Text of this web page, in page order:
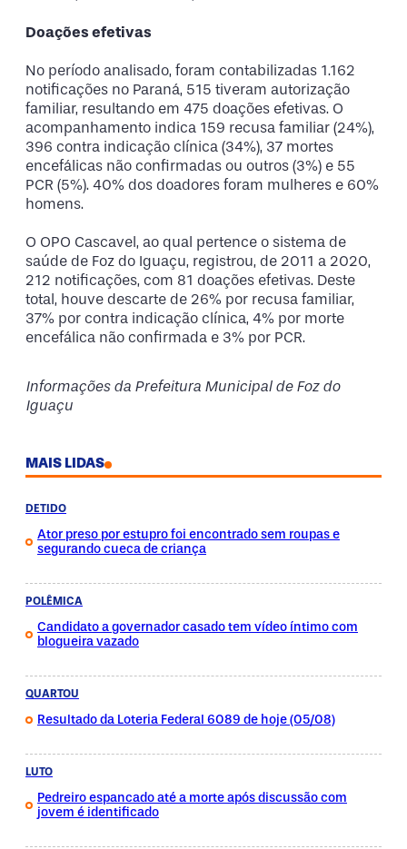
Doações efetivas
No período analisado, foram contabilizadas 1.162
notificações no Paraná, 515 tiveram autorização
familiar, resultando em 475 doações efetivas. O
acompanhamento indica 159 recusa familiar (24%),
396 contra indicação clínica (34%), 37 mortes
encefálicas não confirmadas ou outros (3%) e 55
PCR (5%). 40% dos doadores foram mulheres e 60%
homens.
O OPO Cascavel, ao qual pertence o sistema de
saúde de Foz do Iguaçu, registrou, de 2011 a 2020,
212 notificações, com 81 doações efetivas. Deste
total, houve descarte de 26% por recusa familiar,
37% por contra indicação clínica, 4% por morte
encefálica não confirmada e 3% por PCR.
Informações da Prefeitura Municipal de Foz do
Iguaçu
MAIS LIDAS
DETIDO
Ator preso por estupro foi encontrado sem roupas e
segurando cueca de criança
POLÊMICA
Candidato a governador casado tem vídeo íntimo com
blogueira vazado
QUARTOU
Resultado da Loteria Federal 6089 de hoje (05/08)
LUTO
Pedreiro espancado até a morte após discussão com
jovem é identificado